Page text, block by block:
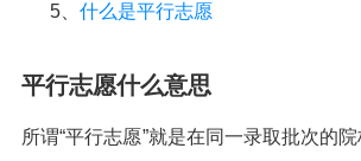
5、 什么是平行志愿
平行志愿什么意思
所谓“平行志愿”就是在同一录取批次的